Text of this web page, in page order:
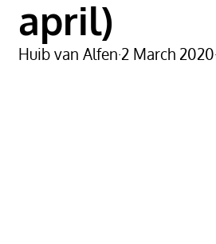
april)
Huib van Alfen·2 March 2020·